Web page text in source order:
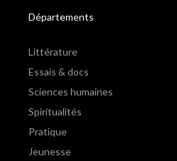
Départements
Littérature
Essais & docs
Sciences humaines
Spiritualités
Pratique
Jeunesse